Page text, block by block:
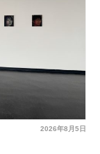
2026年8月5日